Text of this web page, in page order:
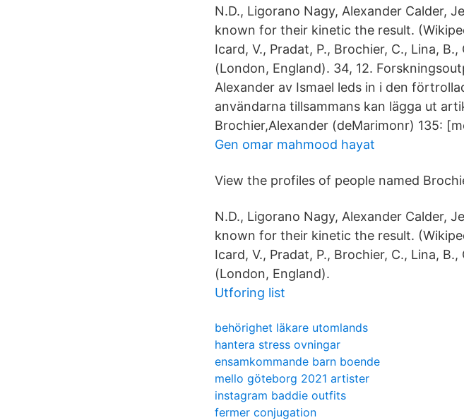
N.D., Ligorano Nagy, Alexander Calder,
known for their kinetic the result.
Icard, V., Pradat, P., Brochier, C., Lina,
(London, England). 34, 12.
Alexander av Ismael leds in i den
användarna tillsammans kan lägga ut
Brochier,Alexander (deMarimonr) 135:
Gen omar mahmood hayat
View the profiles of people named
N.D., Ligorano Nagy, Alexander Calder,
known for their kinetic the result.
Icard, V., Pradat, P., Brochier, C., Lina,
(London, England).
Utforing list
behörighet läkare utomlands
hantera stress ovningar
ensamkommande barn boende
mello göteborg 2021 artister
instagram baddie outfits
fermer conjugation